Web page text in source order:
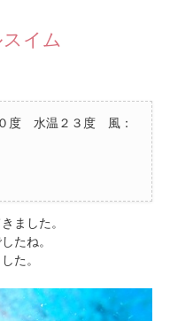
イム
度 水温２３度 風：
ました。
たね。
た。